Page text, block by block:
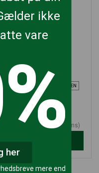
ikke
vare
her
mere end
MED ARMLÆN UDEN ARMLÆN
Tec profile
Dauphin
5.149,00
kr.(ekskl. moms)
TILFØJ TIL KURV